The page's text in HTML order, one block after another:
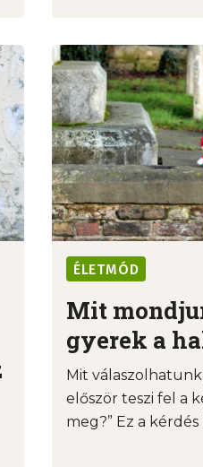
ÉLETMÓD
Mit
gyerek a
Mit
először teszi fel a
meg?” Ez a kérdés